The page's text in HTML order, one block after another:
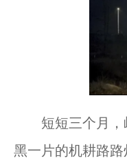
短短三个月，岭
黑一片的机耕路